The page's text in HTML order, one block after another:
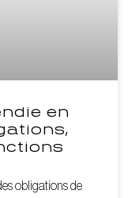
en
obligations de